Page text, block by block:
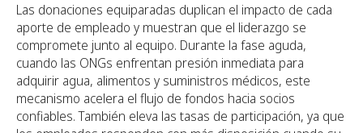
Las donaciones equiparadas duplican el impacto de cada
aporte de empleado y muestran que el liderazgo se
compromete junto al equipo. Durante la fase aguda,
cuando las ONGs enfrentan presión inmediata para
adquirir agua, alimentos y suministros médicos, este
mecanismo acelera el flujo de fondos hacia socios
confiables. También eleva las tasas de participación, ya que